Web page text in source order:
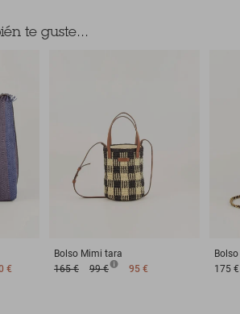
te guste...
€
Bolso Mimi tara
165 €
99 € 95 €
Bolso
175 €